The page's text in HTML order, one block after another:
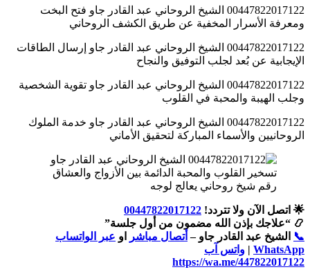
00447822017122 الشيخ الروحاني عبد القادر جاو فتح البخت
ومعرفة الأسرار المخفية عن طريق الكشف الروحاني
00447822017122 الشيخ الروحاني عبد القادر جاو إرسال الطاقات
الإيجابية عن بُعد لجلب التوفيق والنجاح
00447822017122 الشيخ الروحاني عبد القادر جاو تقوية الشخصية
وجلب الهيبة والمحبة في القلوب
00447822017122 الشيخ الروحاني عبد القادر جاو خدمة الملوك
الروحانيين والأسماء المباركة لتحقيق الأماني
رقم شيخ روحاني يعالج لوجه
🌟 اتصل الآن ولا تتردد! 00447822017122
📿 “علاجك بإذن الله مضمون من أول جلسة”
📞
الشيخ عبد القادر جاو – أتصال مباشر او عبر الواتساب
WhatsApp
| واتس آب
https://wa.me/447822017122